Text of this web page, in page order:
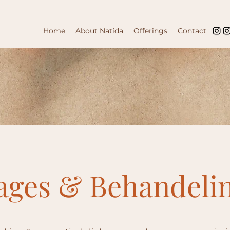
Home About Natída Offerings Contact
&